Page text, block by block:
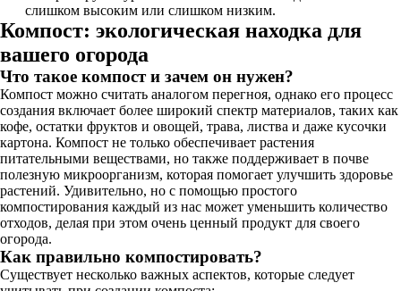
слишком высоким или слишком низким.
Компост: экологическая находка для
вашего огорода
Что такое компост и зачем он нужен?
Компост можно считать аналогом перегноя, однако его процесс
создания включает более широкий спектр материалов, таких как
кофе, остатки фруктов и овощей, трава, листва и даже кусочки
картона. Компост не только обеспечивает растения
питательными веществами, но также поддерживает в почве
полезную микроорганизм, которая помогает улучшить здоровье
растений. Удивительно, но с помощью простого
компостирования каждый из нас может уменьшить количество
отходов, делая при этом очень ценный продукт для своего
огорода.
Как правильно компостировать?
Существует несколько важных аспектов, которые следует